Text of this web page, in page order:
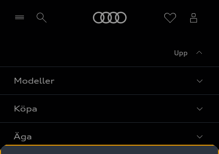
Upp
Modeller
Alla modeller
Elbilar
Köpa
Privaterbjudanden
Äga